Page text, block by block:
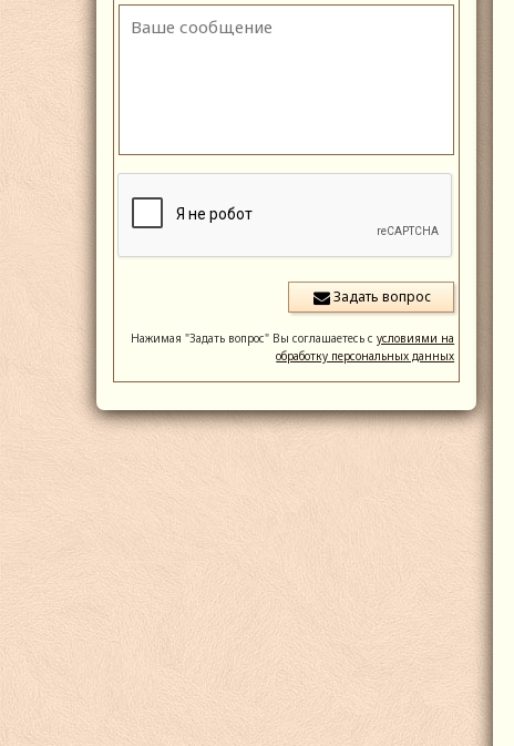
Нажимая "Задать вопрос" Вы соглашаетесь сусловиями на
обработку персональных данных